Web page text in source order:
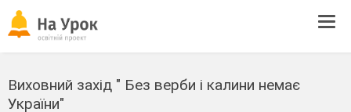
Виховний захід " Без верби і калини немає
України"